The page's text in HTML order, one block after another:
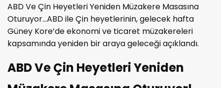
ABD Ve Çin Heyetleri Yeniden Müzakere Masasına
Oturuyor...ABD ile Çin heyetlerinin, gelecek hafta
Güney Kore’de ekonomi ve ticaret müzakereleri
kapsamında yeniden bir araya geleceği açıklandı.
ABD Ve Çin Heyetleri Yeniden